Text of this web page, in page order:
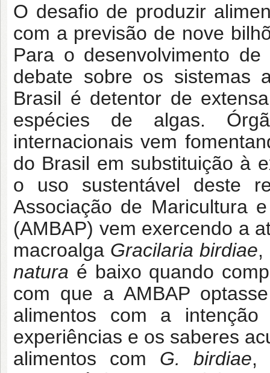
O desafio de produzir
com a previsão de nove
Para o desenvolvimento
debate sobre os sistemas
Brasil é detentor de
espécies de algas.
internacionais vem
do Brasil em substituição à
o uso sustentável deste
Associação de Maricultura
(AMBAP) vem exercendo a
macroalga Gracilaria birdiae,
natura é baixo quando
com que a AMBAP
alimentos com a
experiências e os saberes
alimentos com G. birdiae,